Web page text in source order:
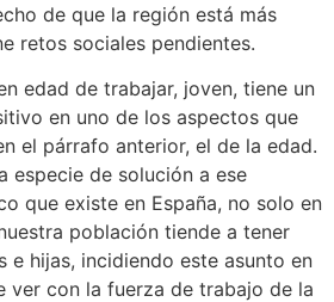
de que la región está más
retos sociales pendientes.
edad de trabajar, joven, tiene un
en uno de los aspectos que
el párrafo anterior, el de la edad.
especie de solución a ese
que existe en España, no solo en
población tiende a tener
e hijas, incidiendo este asunto en
ver con la fuerza de trabajo de la